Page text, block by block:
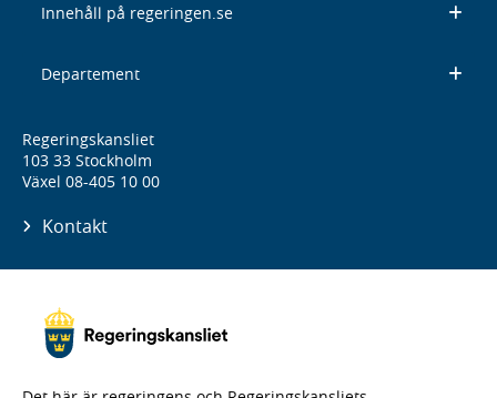
Innehåll på regeringen.se
Departement
Regeringskansliet
103 33 Stockholm
Växel 08-405 10 00
Kontakt